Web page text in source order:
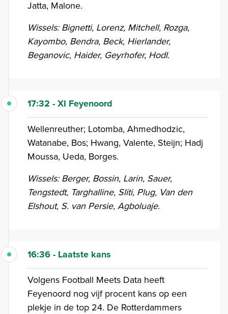
Jatta, Malone.
Wissels: Bignetti, Lorenz, Mitchell, Rozga,
Kayombo, Bendra, Beck, Hierlander,
Beganovic, Haider, Geyrhofer, Hodl.
17:32 - XI Feyenoord
Wellenreuther; Lotomba, Ahmedhodzic,
Watanabe, Bos; Hwang, Valente, Steijn; Hadj
Moussa, Ueda, Borges.
Wissels: Berger, Bossin, Larin, Sauer,
Tengstedt, Targhalline, Sliti, Plug, Van den
Elshout, S. van Persie, Agboluaje.
16:36 - Laatste kans
Volgens Football Meets Data heeft
Feyenoord nog vijf procent kans op een
plekje in de top 24. De Rotterdammers